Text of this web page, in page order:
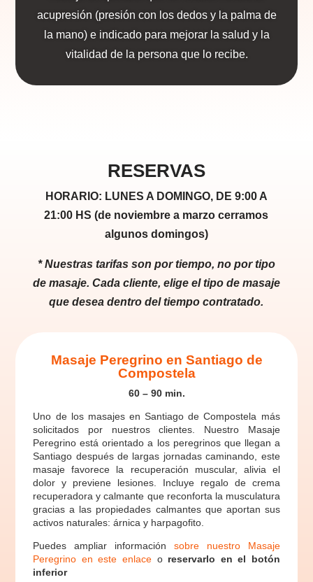
acupresión (presión con los dedos y la palma de
la mano) e indicado para mejorar la salud y la
vitalidad de la persona que lo recibe.
RESERVAS
HORARIO: LUNES A DOMINGO, DE 9:00 A
21:00 HS(de noviembre a marzo cerramos
algunos domingos)
* Nuestras tarifas son por tiempo, no por tipo
de masaje. Cada cliente, elige el tipo de masaje
que desea dentro del tiempo contratado.
Masaje Peregrino en Santiago de
Compostela
60 – 90 min.
Uno de los masajes en Santiago de Compostela más
solicitados por nuestros clientes. Nuestro Masaje
Peregrino está orientado a los peregrinos que llegan a
Santiago después de largas jornadas caminando, este
masaje favorece la recuperación muscular, alivia el
dolor y previene lesiones. Incluye regalo de crema
recuperadora y calmante que reconforta la musculatura
gracias a las propiedades calmantes que aportan sus
activos naturales: árnica y harpagofito.
Puedes ampliar información sobre nuestro Masaje
Peregrino en este enlaceo reservarlo en el botón
inferior